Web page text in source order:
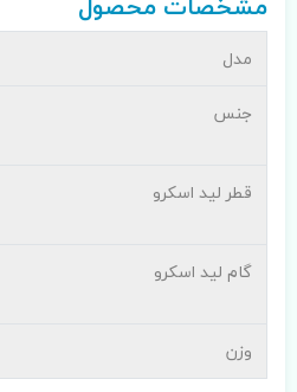
مدل
جنس
قطر لید اسکرو
گام لید اسکرو
وزن